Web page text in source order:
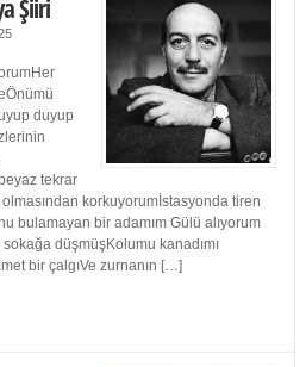
Şiiri
duyup
tekrar
korkuyorumİstasyonda tiren
bulamayan bir adamım Gülü alıyorum
düşmüşKolumu kanadımı
bir çalgıVe zurnanın […]